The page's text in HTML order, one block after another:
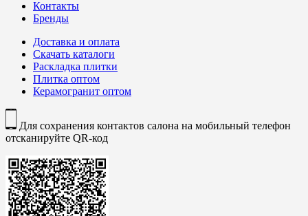
Контакты
Бренды
Доставка и оплата
Скачать каталоги
Раскладка плитки
Плитка оптом
Керамогранит оптом
Для сохранения контактов салона на мобильный телефон
отсканируйте QR-код